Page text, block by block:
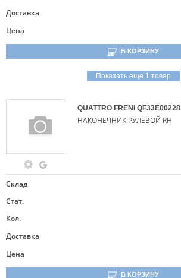
Доставка
Цена
В КОРЗИНУ
Показать еще 1 товар
QUATTRO FRENI QF33E00228
НАКОНЕЧНИК РУЛЕВОЙ RH
Склад
Стат.
Кол.
Доставка
Цена
В КОРЗИНУ